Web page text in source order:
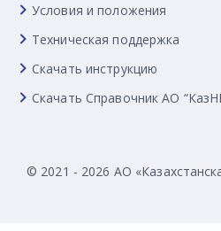
Условия и положения
Техническая поддержка
Скачать инструкцию
Скачать Справочник АО
© 2021 - 2026 АО